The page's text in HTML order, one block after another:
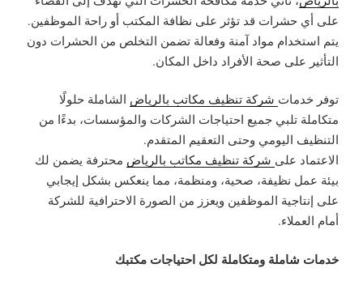
على أي حشرات قد تؤثر على نظافة المكتب أو راحة الموظفين.
يتم استخدام مواد آمنة وفعالة تضمن التخلص من الحشرات دون
التأثير على صحة الأفراد داخل المكان.
توفر خدمات شركة تنظيف مكاتب بالرياض الشاملة حلولًا
متكاملة تلبي جميع احتياجات الشركات والمؤسسات، بدءًا من
التنظيف اليومي وحتى التعقيم المتقدم.
الاعتماد على شركة تنظيف مكاتب بالرياض محترفة يضمن لك
بيئة عمل نظيفة، صحية، ومنظمة، مما ينعكس بشكل إيجابي
على إنتاجية الموظفين ويعزز من الصورة الاحترافية للشركة
أمام العملاء.
خدمات شاملة ومتكاملة لكل احتياجات مكتبك